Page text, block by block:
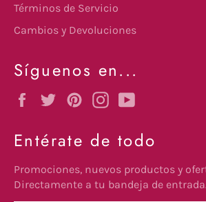
Términos de Servicio
Cambios y Devoluciones
Síguenos en...
FacebookTwitterPinterestInstagram
Entérate de todo
Promociones, nuevos productos y
Directamente a tu bandeja de